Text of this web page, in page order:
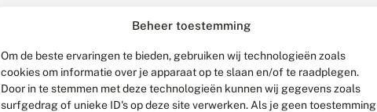
Beheer toestemming
Om de beste ervaringen te bieden, gebruiken wij technologieën zoals
cookies om informatie over je apparaat op te slaan en/of te raadplegen.
Door in te stemmen met deze technologieën kunnen wij gegevens zoals
surfgedrag of unieke ID's op deze site verwerken. Als je geen toestemming